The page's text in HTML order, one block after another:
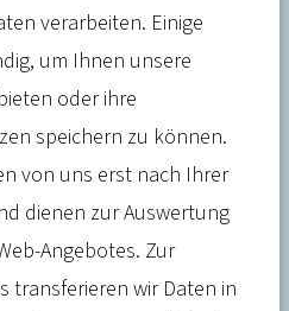
verarbeiten. Einige
um Ihnen unsere
oder ihre
speichern zu können.
von uns erst nach Ihrer
dienen zur Auswertung
Angebotes. Zur
transferieren wir Daten in